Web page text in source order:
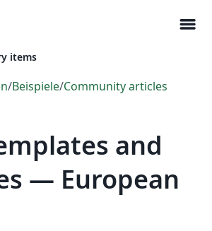
menu
items
/Beispiele/Community articles
and
— European